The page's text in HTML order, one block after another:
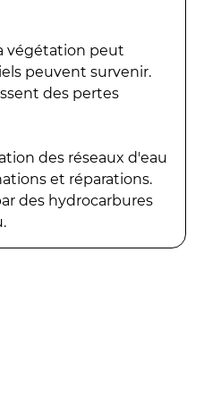
végétation peut
peuvent survenir.
des pertes
des réseaux d'eau
et réparations.
des hydrocarbures